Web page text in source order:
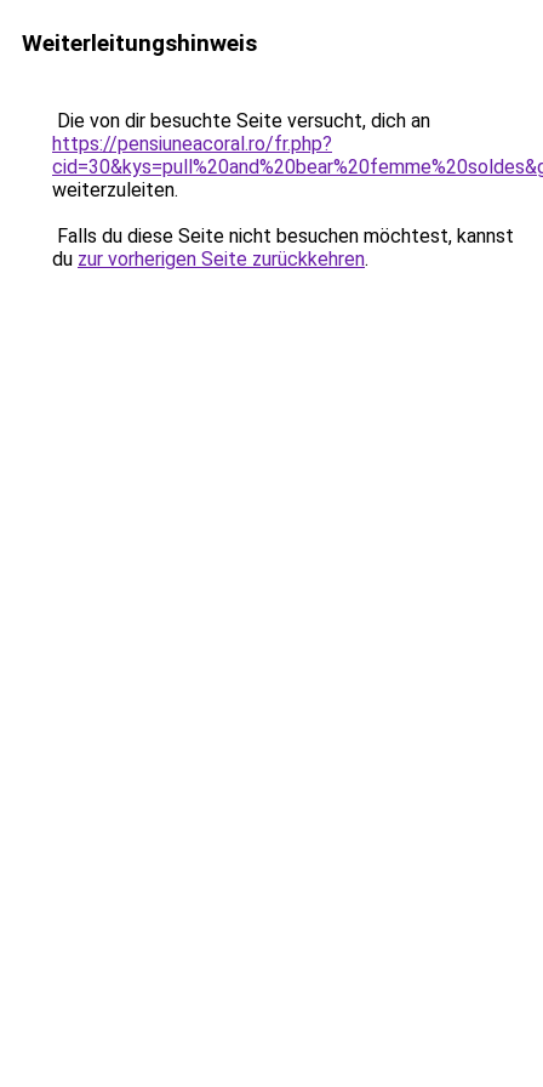
Weiterleitungshinweis
Die von dir besuchte Seite versucht, dich an
https://pensiuneacoral.ro/fr.php?
weiterzuleiten.
Falls du diese Seite nicht besuchen möchtest, kannst
du zur vorherigen Seite zurückkehren.